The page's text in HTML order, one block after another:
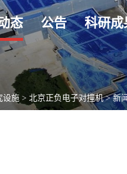
态 公告 科研成
设施 > 北京正负电子对撞机>新